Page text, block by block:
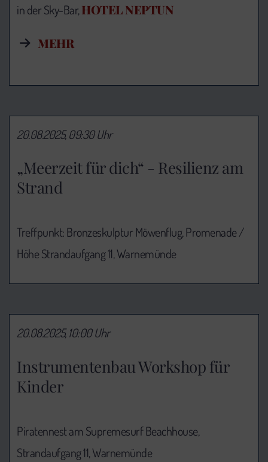
in der Sky-Bar,HOTEL NEPTUN
MEHR
„Meerzeit für dich“ - Resilienz am
Strand
20.08.2025, 09:30 Uhr
Treffpunkt: Bronzeskulptur Möwenflug, Promenade /
Höhe Strandaufgang 11, Warnemünde
Instrumentenbau Workshop für
Kinder
20.08.2025, 10:00 Uhr
Piratennest am Supremesurf Beachhouse,
Strandaufgang 11, Warnemünde